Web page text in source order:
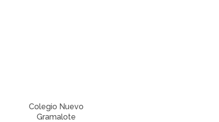
Colegio Nuevo
Gramalote